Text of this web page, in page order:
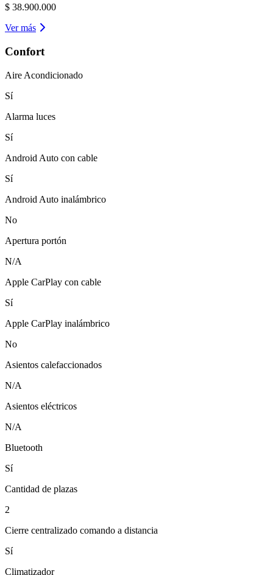
$ 38.900.000
Ver más
Confort
Aire Acondicionado
Sí
Alarma luces
Sí
Android Auto con cable
Sí
Android Auto inalámbrico
No
Apertura portón
N/A
Apple CarPlay con cable
Sí
Apple CarPlay inalámbrico
No
Asientos calefaccionados
N/A
Asientos eléctricos
N/A
Bluetooth
Sí
Cantidad de plazas
2
Cierre centralizado comando a distancia
Sí
Climatizador